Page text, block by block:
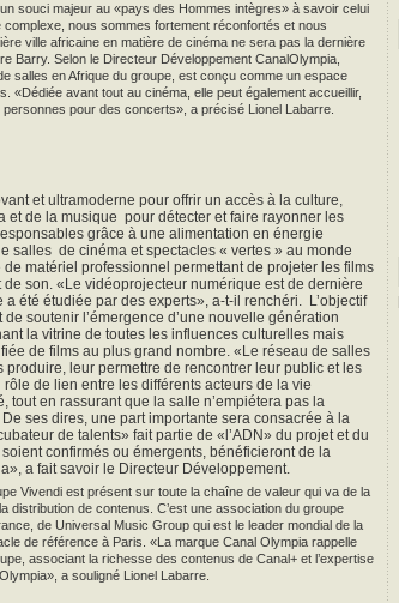
souci majeur au «pays des Hommes intègres» à savoir celui
nous sommes fortement réconfortés et nous
ville africaine en matière de cinéma ne sera pas la dernière
Barry. Selon le Directeur Développement CanalOlympia,
salles en Afrique du groupe, est conçu comme un espace
«Dédiée avant tout au cinéma, elle peut également accueillir,
pour des concerts», a précisé Lionel Labarre.
et ultramoderne pour offrir un accès à la culture,
et de la musique pour détecter et faire rayonner les
grâce à une alimentation en énergie
salles de cinéma et spectacles « vertes » au monde
matériel professionnel permettant de projeter les films
son. «Le vidéoprojecteur numérique est de dernière
été étudiée par des experts», a-t-il renchéri. L’objectif
soutenir l’émergence d’une nouvelle génération
la vitrine de toutes les influences culturelles mais
de films au plus grand nombre. «Le réseau de salles
leur permettre de rencontrer leur public et les
de lien entre les différents acteurs de la vie
tout en rassurant que la salle n’empiétera pas la
ses dires, une part importante sera consacrée à la
de talents» fait partie de «l’ADN» du projet et du
confirmés ou émergents, bénéficieront de la
a fait savoir le Directeur Développement.
Vivendi est présent sur toute la chaîne de valeur qui va de la
distribution de contenus. C’est une association du groupe
de Universal Music Group qui est le leader mondial de la
de référence à Paris. «La marque Canal Olympia rappelle
associant la richesse des contenus de Canal+ et l’expertise
a souligné Lionel Labarre.